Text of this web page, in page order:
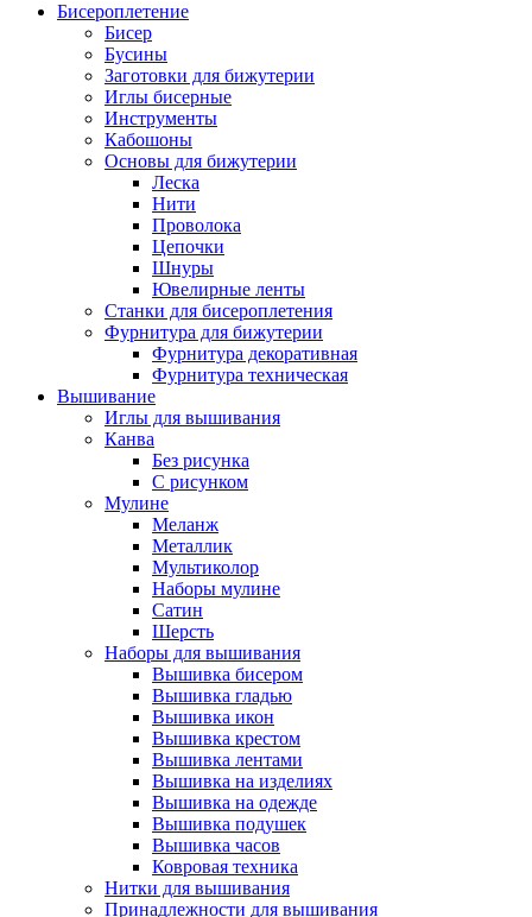
Бисероплетение
Бисер
Бусины
Заготовки для бижутерии
Иглы бисерные
Инструменты
Кабошоны
Основы для бижутерии
Леска
Нити
Проволока
Цепочки
Шнуры
Ювелирные ленты
Станки для бисероплетения
Фурнитура для бижутерии
Фурнитура декоративная
Фурнитура техническая
Вышивание
Иглы для вышивания
Канва
Без рисунка
С рисунком
Мулине
Меланж
Металлик
Мультиколор
Наборы мулине
Сатин
Шерсть
Наборы для вышивания
Вышивка бисером
Вышивка гладью
Вышивка икон
Вышивка крестом
Вышивка лентами
Вышивка на изделиях
Вышивка на одежде
Вышивка подушек
Вышивка часов
Ковровая техника
Нитки для вышивания
Принадлежности для вышивания